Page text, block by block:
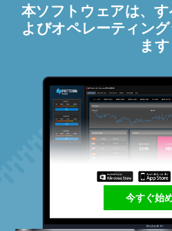
本ソフトウェアは、
よびオペレーティン
ます
今すぐ始